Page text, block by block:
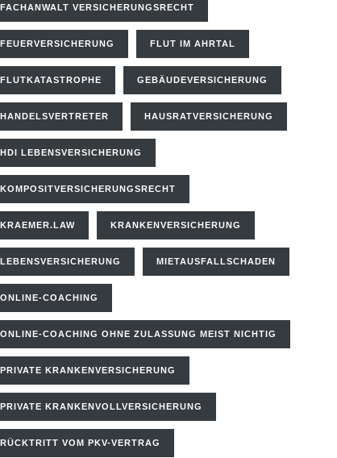
FACHANWALT VERSICHERUNGSRECHT
FEUERVERSICHERUNG FLUT IM AHRTAL
FLUTKATASTROPHE GEBÄUDEVERSICHERUNG
HANDELSVERTRETER HAUSRATVERSICHERUNG
HDI LEBENSVERSICHERUNG
KOMPOSITVERSICHERUNGSRECHT
KRAEMER.LAW KRANKENVERSICHERUNG
LEBENSVERSICHERUNG MIETAUSFALLSCHADEN
ONLINE-COACHING
ONLINE-COACHING OHNE ZULASSUNG MEIST NICHTIG
PRIVATE KRANKENVERSICHERUNG
PRIVATE KRANKENVOLLVERSICHERUNG
RÜCKTRITT VOM PKV-VERTRAG